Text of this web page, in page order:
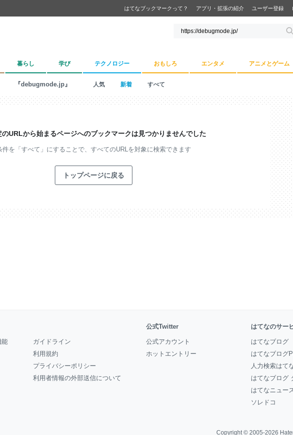
はてなブックマークって？ アプリ・拡張の紹介 ユーザー登録
暮らし 学び テクノロジー おもしろ エンタメ アニメとゲーム
『debugmode.jp』 人気 新着 すべて
のURLから始まるページへのブックマークは見つかりませんでした
件を「すべて」にすることで、 すべてのURLを対象に検索できます
トップページに戻る
能
ガイドライン
利用規約
プライバシーポリシー
利用者情報の外部送信について
公式Twitter
公式アカウント
ホットエントリー
はてなのサー
はてなブログ
はてなブログ
人力検索はて
はてなブログ
はてなニュー
ソレドコ
Copyright © 2005-2026